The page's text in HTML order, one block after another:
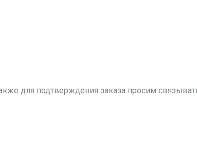
для подтверждения заказа просим